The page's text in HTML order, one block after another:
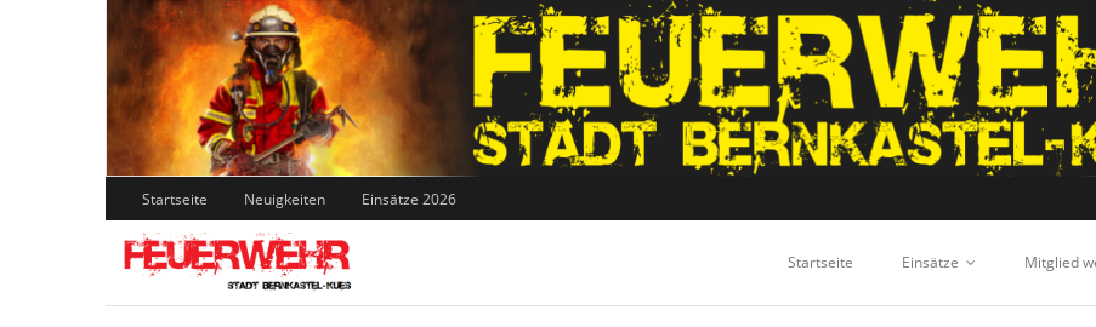
Skip
to
content
Startseite Neuigkeiten Einsätze 2026
Startseite Einsätze Mitglied